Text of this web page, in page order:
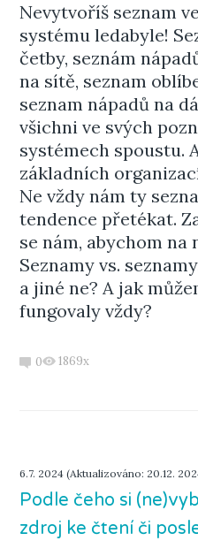
Nevytvoříš seznam
systému ledabyle!
četby, seznám
na sítě, seznam
seznam nápadů na
všichni ve svých
systémech spoustu.
základních
Ne vždy nám ty
tendence přetékat.
se nám, abychom na
Seznamy vs.
a jiné ne? A jak
fungovaly vždy?
0 1869x
6.7. 2024 (Aktualizováno: 20.12.
Podle čeho si
zdroj ke čtení či